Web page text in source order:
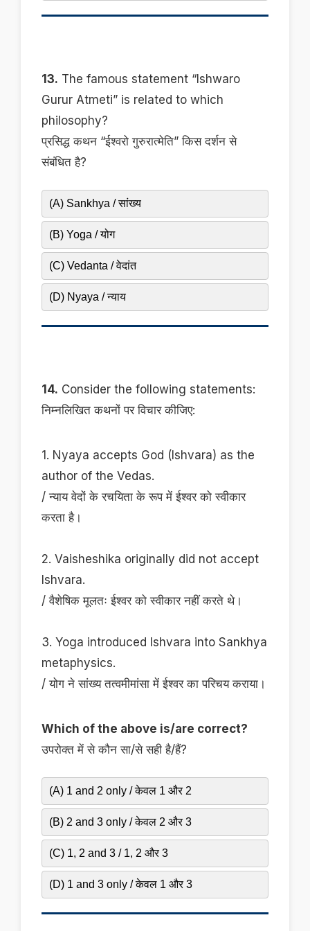
13. The famous statement “Ishwaro
Gurur Atmeti” is related to which
philosophy?
प्रसिद्ध कथन “ईश्वरो गुरुरात्मेति” किस दर्शन से
संबंधित है?
(A) Sankhya / सांख्य
(B) Yoga / योग
(C) Vedanta / वेदांत
(D) Nyaya / न्याय
14. Consider the following statements:
निम्नलिखित कथनों पर विचार कीजिए:
1. Nyaya accepts God (Ishvara) as the
author of the Vedas.
/ न्याय वेदों के रचयिता के रूप में ईश्वर को स्वीकार
करता है।
2. Vaisheshika originally did not accept
Ishvara.
/ वैशेषिक मूलतः ईश्वर को स्वीकार नहीं करते थे।
3. Yoga introduced Ishvara into Sankhya
metaphysics.
/ योग ने सांख्य तत्वमीमांसा में ईश्वर का परिचय कराया।
Which of the above is/are correct?
उपरोक्त में से कौन सा/से सही है/हैं?
(A) 1 and 2 only / केवल 1 और 2
(B) 2 and 3 only / केवल 2 और 3
(C) 1, 2 and 3 / 1, 2 और 3
(D) 1 and 3 only / केवल 1 और 3